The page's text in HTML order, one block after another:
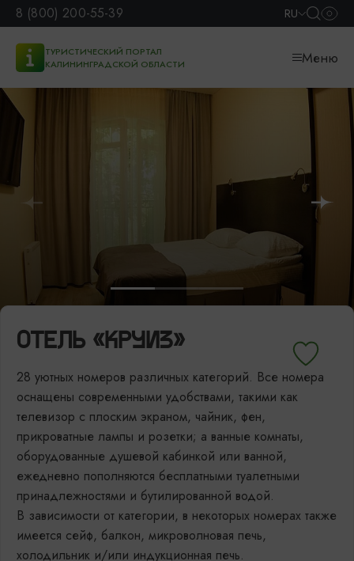
8 (800) 200-55-39 RU
ТУРИСТИЧЕСКИЙ ПОРТАЛ
КАЛИНИНГРАДСКОЙ ОБЛАСТИ
Меню
ОТЕЛЬ «КРУИЗ»
28 уютных номеров различных категорий. Все номера
оснащены современными удобствами, такими как
телевизор с плоским экраном, чайник, фен,
прикроватные лампы и розетки; а ванные комнаты,
оборудованные душевой кабинкой или ванной,
ежедневно пополняются бесплатными туалетными
принадлежностями и бутилированной водой.
В зависимости от категории, в некоторых номерах также
имеется сейф, балкон, микроволновая печь,
холодильник и/или индукционная печь.